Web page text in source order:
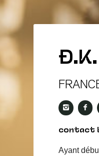
Đ.K.
contact
Ayant